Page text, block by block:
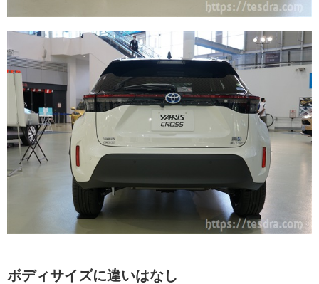
ボディサイズに違いはなし